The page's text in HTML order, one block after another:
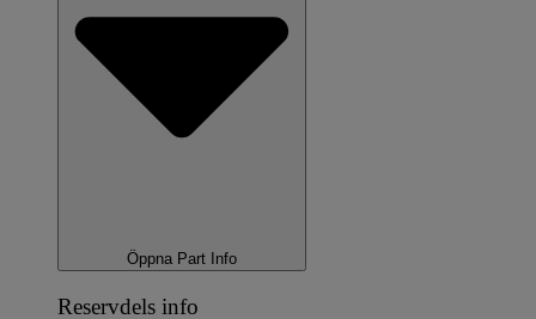
Öppna Part Info
Reservdels info